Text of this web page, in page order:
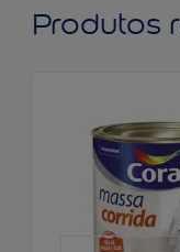
Produtos